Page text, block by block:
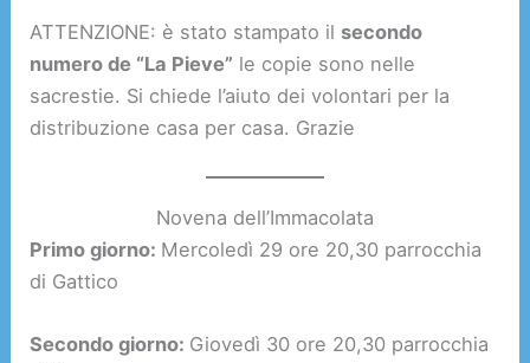
ATTENZIONE: è stato stampato il secondo
numero de “La Pieve” le copie sono nelle
sacrestie. Si chiede l’aiuto dei volontari per la
distribuzione casa per casa. Grazie
Novena dell’Immacolata
Primo giorno: Mercoledì 29 ore 20,30 parrocchia
di Gattico
Secondo giorno: Giovedì 30 ore 20,30 parrocchia